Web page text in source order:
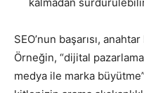
SEO’nun başarısı,
Örneğin, “dijital
medya ile marka